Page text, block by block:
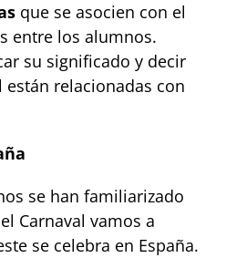
que se asocien con el
entre los alumnos.
su significado y decir
relacionadas con
se han familiarizado
Carnaval vamos a
se celebra en España.